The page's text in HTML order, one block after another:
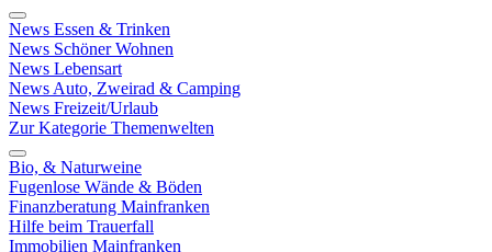
News Essen & Trinken
News Schöner Wohnen
News Lebensart
News Auto, Zweirad & Camping
News Freizeit/Urlaub
Zur Kategorie Themenwelten
Bio, & Naturweine
Fugenlose Wände & Böden
Finanzberatung Mainfranken
Hilfe beim Trauerfall
Immobilien Mainfranken